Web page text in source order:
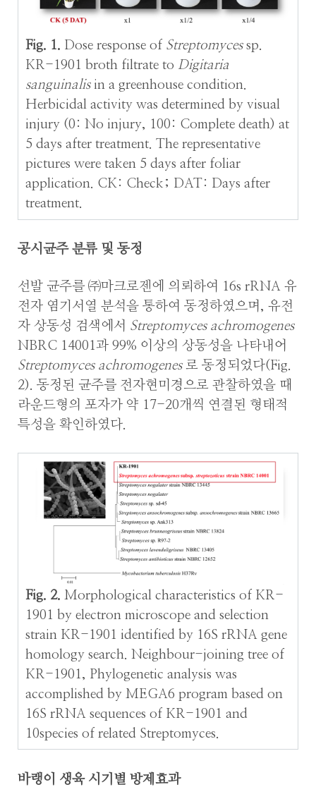
Fig. 1. Dose response of Streptomycessp.
KR-1901 broth filtrate to Digitaria
sanguinalisin a greenhouse condition.
Herbicidal activity was determined by visual
injury (0: No injury, 100: Complete death) at
5 days after treatment. The representative
pictures were taken 5 days after foliar
application. CK: Check; DAT: Days after
treatment.
공시균주 분류 및 동정
선발 균주를 ㈜마크로젠에 의뢰하여 16s rRNA 유
전자 염기서열 분석을 통하여 동정하였으며, 유전
자 상동성 검색에서 Streptomyces achromogenes
NBRC 14001과 99% 이상의 상동성을 나타내어
Streptomyces achromogenes로 동정되었다(Fig.
2). 동정된 균주를 전자현미경으로 관찰하였을 때
라운드형의 포자가 약 17-20개씩 연결된 형태적
특성을 확인하였다.
Fig. 2. Morphological characteristics of KR-
1901 by electron microscope and selection
strain KR-1901 identified by 16S rRNA gene
homology search. Neighbour-joining tree of
KR-1901, Phylogenetic analysis was
accomplished by MEGA6 program based on
16S rRNA sequences of KR-1901 and
10species of related Streptomyces.
바랭이 생육 시기별 방제효과